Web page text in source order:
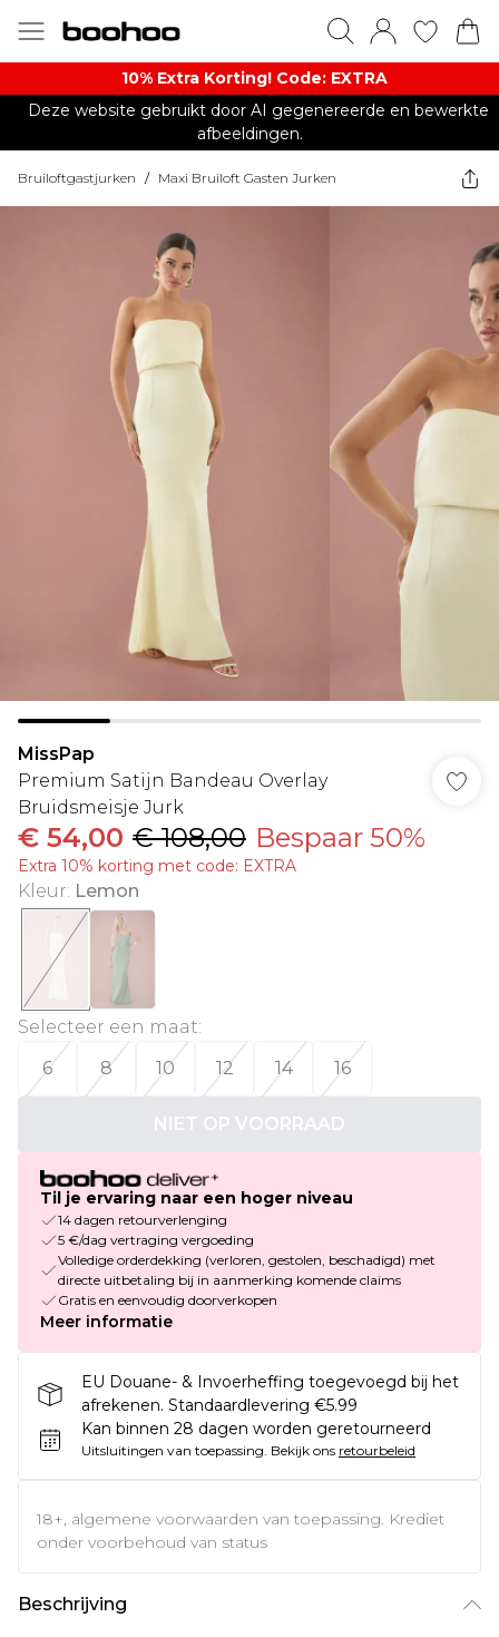
10% Extra Korting! Code: EXTRA​
Deze website gebruikt door AI gegenereerde en bewerkte
afbeeldingen.
Bruiloftgastjurken / Maxi Bruiloft Gasten Jurken
MissPap
Premium Satijn Bandeau Overlay
Bruidsmeisje Jurk
€ 54,00 € 108,00 Bespaar 50%
Extra 10% korting met code: EXTRA
Kleur: Lemon
Selecteer een maat:
6
8 10 12 14 16
NIET OP VOORRAAD
Til je ervaring naar een hoger niveau
14 dagen retourverlenging
5 €/dag vertraging vergoeding
Volledige orderdekking (verloren, gestolen, beschadigd) met
directe uitbetaling bij in aanmerking komende claims
Gratis en eenvoudig doorverkopen
Meer informatie
EU Douane- & Invoerheffing toegevoegd bij het
afrekenen. Standaardlevering €5.99
Kan binnen 28 dagen worden geretourneerd
Uitsluitingen van toepassing. Bekijk ons retourbeleid
18+, algemene voorwaarden van toepassing. Krediet
onder voorbehoud van status
Beschrijving